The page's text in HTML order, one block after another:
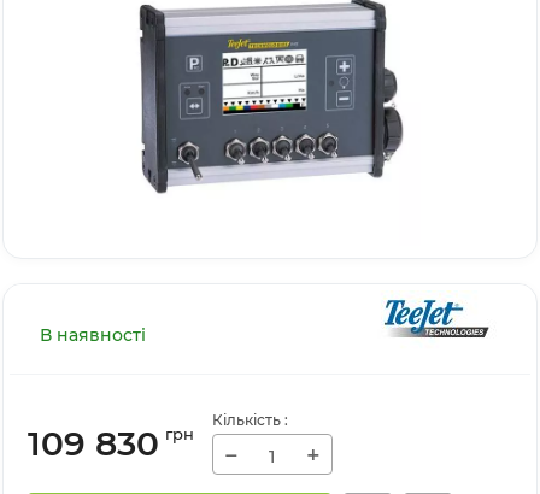
В наявності
109 830 грн
Кількість :
− +